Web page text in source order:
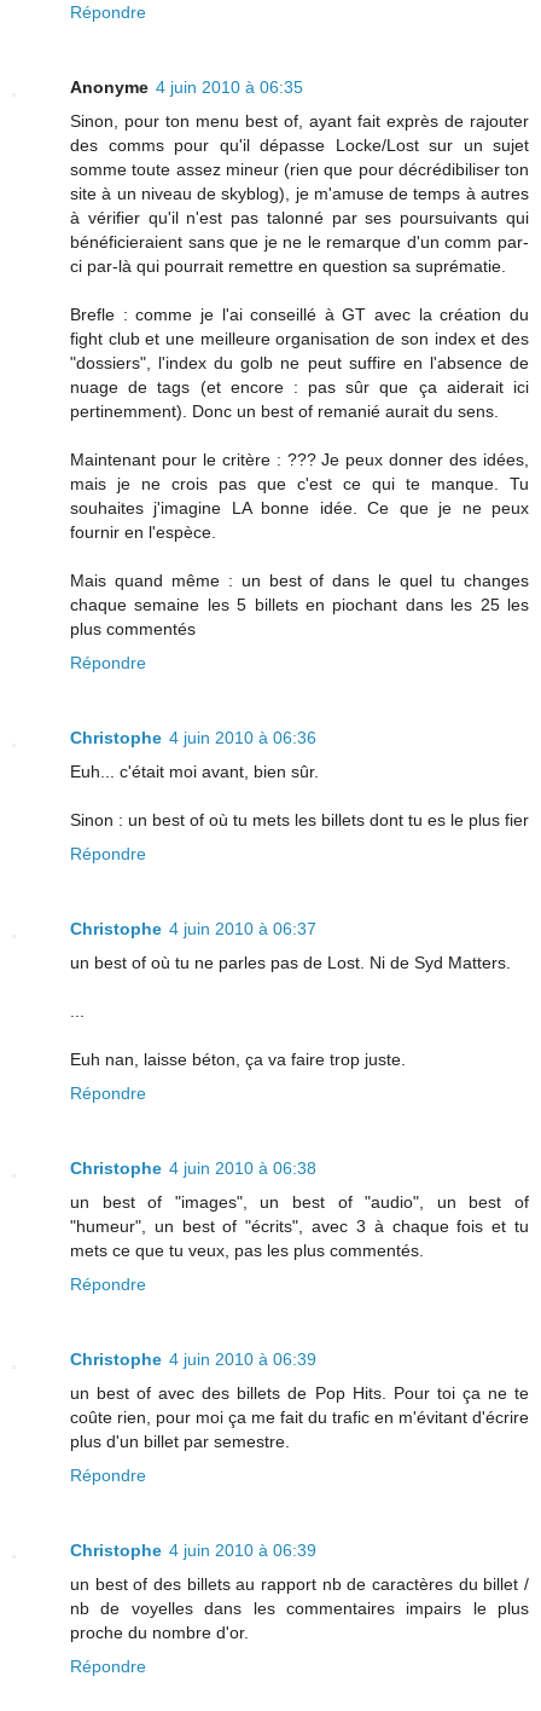
Répondre
Anonyme 4 juin 2010 à 06:35
Sinon, pour ton menu best of, ayant fait exprès de rajouter
des comms pour qu'il dépasse Locke/Lost sur un sujet
somme toute assez mineur (rien que pour décrédibiliser ton
site à un niveau de skyblog), je m'amuse de temps à autres
à vérifier qu'il n'est pas talonné par ses poursuivants qui
bénéficieraient sans que je ne le remarque d'un comm par-
ci par-là qui pourrait remettre en question sa suprématie.
Brefle : comme je l'ai conseillé à GT avec la création du
fight club et une meilleure organisation de son index et des
"dossiers", l'index du golb ne peut suffire en l'absence de
nuage de tags (et encore : pas sûr que ça aiderait ici
pertinemment). Donc un best of remanié aurait du sens.
Maintenant pour le critère : ??? Je peux donner des idées,
mais je ne crois pas que c'est ce qui te manque. Tu
souhaites j'imagine LA bonne idée. Ce que je ne peux
fournir en l'espèce.
Mais quand même : un best of dans le quel tu changes
chaque semaine les 5 billets en piochant dans les 25 les
plus commentés
Répondre
Christophe 4 juin 2010 à 06:36
Euh... c'était moi avant, bien sûr.
Sinon : un best of où tu mets les billets dont tu es le plus fier
Répondre
Christophe 4 juin 2010 à 06:37
un best of où tu ne parles pas de Lost. Ni de Syd Matters.
Euh nan, laisse béton, ça va faire trop juste.
Répondre
Christophe 4 juin 2010 à 06:38
un best of "images", un best of "audio", un best of
"humeur", un best of "écrits", avec 3 à chaque fois et tu
mets ce que tu veux, pas les plus commentés.
Répondre
Christophe 4 juin 2010 à 06:39
un best of avec des billets de Pop Hits. Pour toi ça ne te
coûte rien, pour moi ça me fait du trafic en m'évitant d'écrire
plus d'un billet par semestre.
Répondre
Christophe 4 juin 2010 à 06:39
un best of des billets au rapport nb de caractères du billet /
nb de voyelles dans les commentaires impairs le plus
proche du nombre d'or.
Répondre